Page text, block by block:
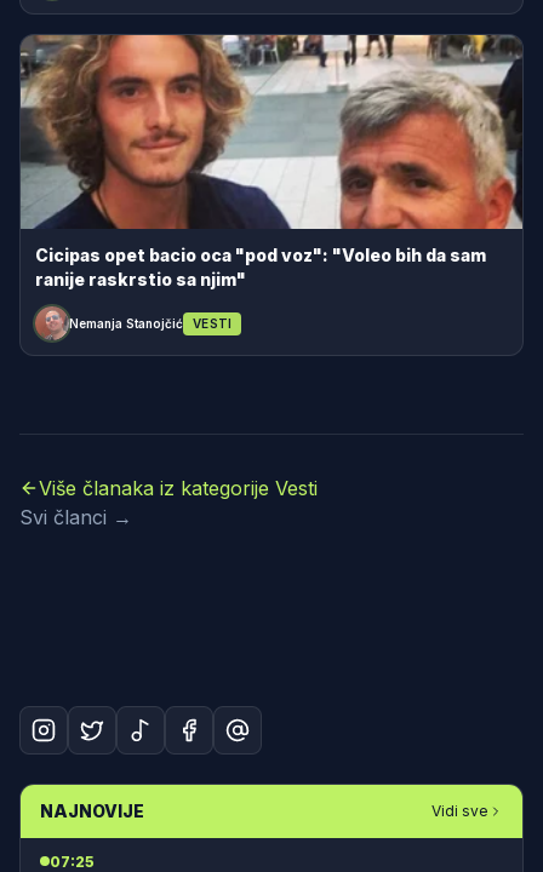
Cicipas opet bacio oca "pod voz": "Voleo bih da sam
ranije raskrstio sa njim"
Nemanja Stanojčić VESTI
Više članaka iz kategorije Vesti
Svi članci →
NAJNOVIJE Vidi sve
07:25